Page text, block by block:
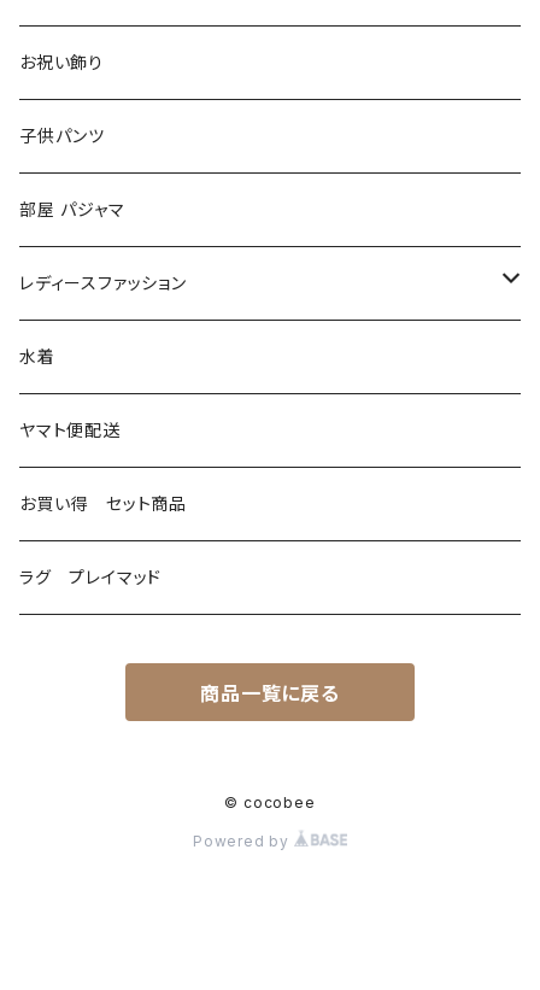
お祝い飾り
子供パンツ
部屋 パジャマ
レディースファッション
ファッション小物
マフラー
水着
ヤマト便配送
お買い得 セット商品
ラグ プレイマッド
商品一覧に戻る
© cocobee
Powered by